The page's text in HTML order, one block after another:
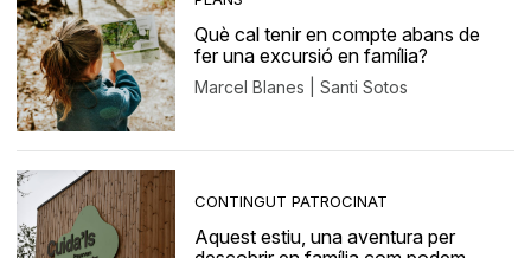
Què cal tenir en compte abans de
fer una excursió en família?
Marcel Blanes | Santi Sotos
CONTINGUT PATROCINAT
Aquest estiu, una aventura per